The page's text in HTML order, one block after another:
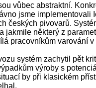
vůbec abstraktní.
jsme implementovali
českých pivovarů.
jakmile některý z
pracovníkům varování v
systém zachytil pět
výroby s
by při klasickém